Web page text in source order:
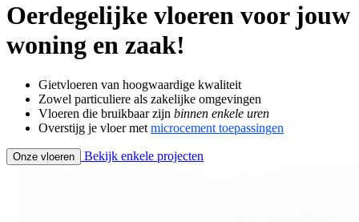
Oerdegelijke vloeren voor jouw
woning en zaak!
Gietvloeren van hoogwaardige kwaliteit
Zowel particuliere als zakelijke omgevingen
Vloeren die bruikbaar zijn binnen enkele uren
Overstijg je vloer met microcement toepassingen
Onze vloeren Bekijk enkele projecten